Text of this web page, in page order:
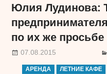
Юлия Лудинова:
по их же просьбе
07.08.2015
АРЕНДА ЛЕТНИЕ КАФЕ